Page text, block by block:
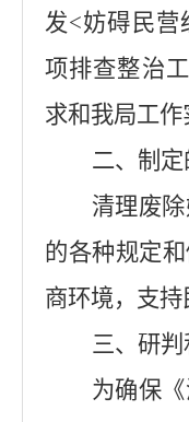
发<妨碍民营
项排查整治
求和我局工作
二、制
清理废
的各种规定
商环境，支持
三、研
为确保